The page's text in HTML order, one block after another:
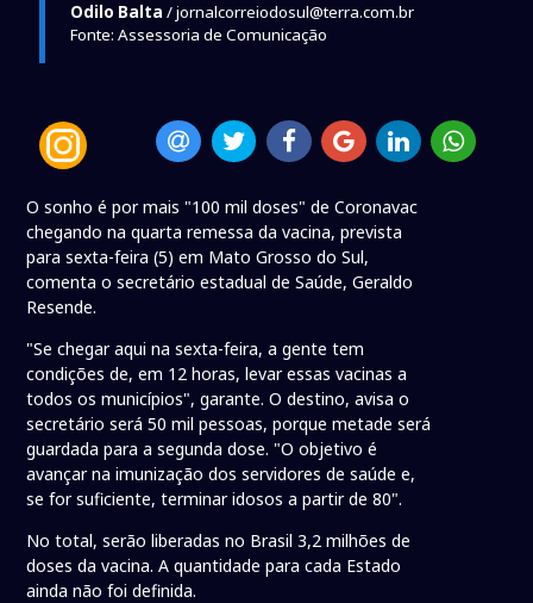
Odilo Balta / jornalcorreiodosul@terra.com.br
Fonte: Assessoria de Comunicação
O sonho é por mais "100 mil doses" de Coronavac
chegando na quarta remessa da vacina, prevista
para sexta-feira (5) em Mato Grosso do Sul,
comenta o secretário estadual de Saúde, Geraldo
Resende.
"Se chegar aqui na sexta-feira, a gente tem
condições de, em 12 horas, levar essas vacinas a
todos os municípios", garante. O destino, avisa o
secretário será 50 mil pessoas, porque metade será
guardada para a segunda dose. "O objetivo é
avançar na imunização dos servidores de saúde e,
se for suficiente, terminar idosos a partir de 80".
No total, serão liberadas no Brasil 3,2 milhões de
doses da vacina. A quantidade para cada Estado
ainda não foi definida.